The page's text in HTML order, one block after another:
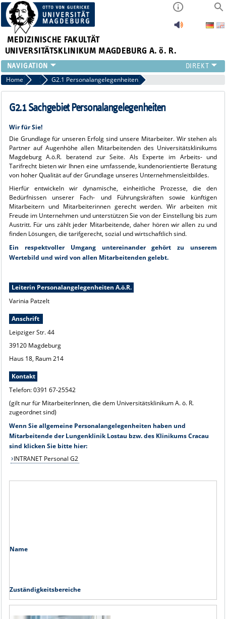
MEDIZINISCHE FAKULTÄT
UNIVERSITÄTSKLINIKUM MAGDEBURG A. ö. R.
INSTITUTE
KLINIKEN
ZENTRALE EINRICHTUNGEN
PRESSE
ÜBER UNS
INTERNATIONAL
INTRANET
Home Geschäftsbereich Personal (G2)
G2.1 Personalangelegenheiten
G2.1 Sachgebiet Personalangelegenheiten
Wir für Sie!
Die Grundlage für unseren Erfolg sind unsere Mitarbeiter. Wir stehen als
Partner auf Augenhöhe allen Mitarbeitenden des Universitätsklinikums
Magdeburg A.ö.R. beratend zur Seite. Als Experte im Arbeits- und
Tarifrecht bieten wir Ihnen eine umfassende, kundenorientierte Beratung
von hoher Qualität auf der Grundlage unseres Unternehmensleitbildes.
Hierfür entwickeln wir dynamische, einheitliche Prozesse, die den
Bedürfnissen unserer Fach- und Führungskräften sowie künftigen
Mitarbeitern und Mitarbeiterinnen gerecht werden. Wir arbeiten mit
Freude im Unternehmen und unterstützen Sie von der Einstellung bis zum
Austritt. Für uns zählt jeder Mitarbeitende, daher hören wir allen zu und
finden Lösungen, die tarifgerecht, sozial und wirtschaftlich sind.
Ein respektvoller Umgang untereinander gehört zu unserem
Wertebild und wird von allen Mitarbeitenden gelebt.
Leiterin Personalangelegenheiten A.ö.R.
Varinia Patzelt
Anschrift
Leipziger Str. 44
39120 Magdeburg
Haus 18, Raum 214
Kontakt
Telefon: 0391 67-25542
(gilt nur für MitarbeiterInnen, die dem Universitätsklinikum A. ö. R.
zugeordnet sind)
Wenn Sie allgemeine Personalangelegenheiten haben und
Mitarbeitende der Lungenklinik Lostau bzw. des Klinikums Cracau
sind klicken Sie bitte hier:
INTRANET Personal G2
Name
Zuständigkeitsbereiche